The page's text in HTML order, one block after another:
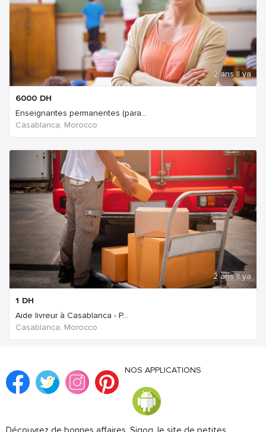
2 ans Il ya
6000 DH
Enseignantes permanentes (para...
Casablanca, Morocco
2 ans Il ya
1 DH
Aide livreur à Casablanca - P...
Casablanca, Morocco
NOS APPLICATIONS